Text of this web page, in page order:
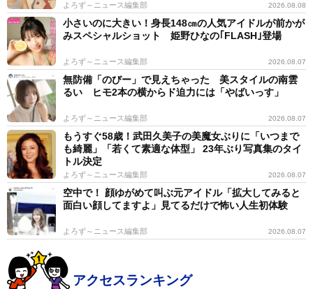
よろず～ニュース編集部 2026.08.08
小さいのに大きい！身長148㎝の人気アイドルが前かが
みスペシャルショット 姫野ひなの｢FLASH｣登場
よろず～ニュース編集部 2026.08.07
無防備「のびー」で見えちゃった 美スタイルの南雲
るい ヒモ2本の横からド迫力には「やばいっす」
よろず～ニュース編集部 2026.08.07
もうすぐ58歳！武田久美子の美魔女ぶりに「いつまで
も綺麗」「若くて素適な体型」 23年ぶり写真集のタイ
トル決定
よろず～ニュース編集部 2026.08.07
空中で！ 顔ゆがめて叫ぶ元アイドル「拡大してみると
面白い顔してますよ」見てるだけで怖い人生初体験
よろず～ニュース編集部 2026.08.07
アクセスランキング